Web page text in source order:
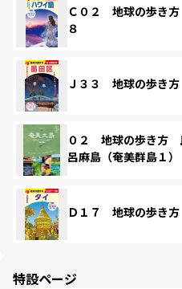
Ｃ０２ 地球の歩き
８
Ｊ３３ 地球の歩き
０２ 地球の歩き
呂麻島（奄美群島１
Ｄ１７ 地球の歩き
特設ページ